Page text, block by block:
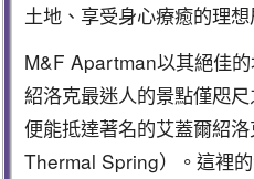
土地、享受身心療癒的理想
M&F Apartman以其絕佳
紹洛克最迷人的景點僅咫
便能抵達著名的艾蓋爾紹
Thermal Spring）。這裡